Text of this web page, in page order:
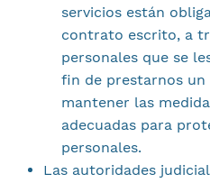
servicios están
contrato escrito, a
personales que se
fin de prestarnos un
mantener las
adecuadas para
personales.
Las autoridades